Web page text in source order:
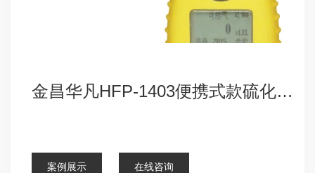
金昌华凡HFP-1403便携式款硫化氢气体检测仪报警器
案例展示 在线咨询